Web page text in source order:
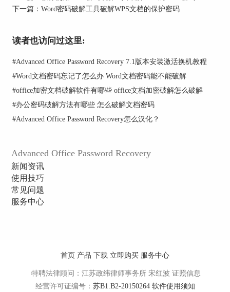
选择“加密文档”后，会弹出密码设置对话框，用户
输入密码后需要点击“确定”按钮，然后再重复输入
以确认密码，如下图所示：
下一篇： Word密码破解工具破解WPS文档的保护密码
读者也访问过这里:
#Advanced Office Password Recovery 7.1版本安装激活换机教程
#Word文档密码忘记了怎么办 Word文档密码能不能破解
#office加密文档破解软件有哪些 office文档加密破解怎么破解
#办公密码破解方法有哪些 怎么破解文档密码
#Advanced Office Password Recovery怎么汉化？
Advanced Office Password Recovery
新闻资讯
使用技巧
常见问题
服务中心
首页 产品 下载 立即购买 服务中心
特聘法律顾问：江苏政纬律师事务所 宋红波 证照信息
经营许可证编号： 苏B1.B2-20150264 软件使用须知